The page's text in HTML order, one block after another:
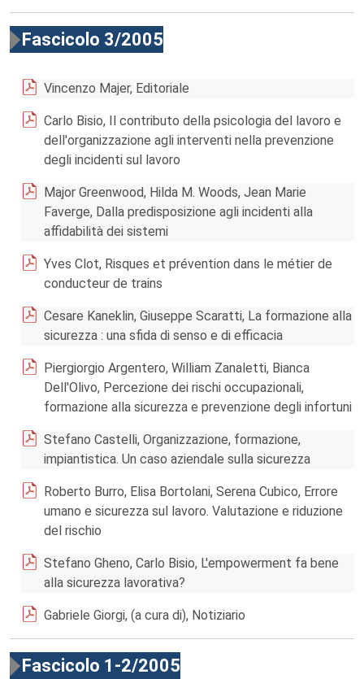
Fascicolo 3/2005
Vincenzo Majer, Editoriale
Carlo Bisio, Il contributo della psicologia del lavoro e
dell'organizzazione agli interventi nella prevenzione
degli incidenti sul lavoro
Major Greenwood, Hilda M. Woods, Jean Marie
Faverge, Dalla predisposizione agli incidenti alla
affidabilità dei sistemi
Yves Clot, Risques et prévention dans le métier de
conducteur de trains
Cesare Kaneklin, Giuseppe Scaratti, La formazione alla
sicurezza : una sfida di senso e di efficacia
Piergiorgio Argentero, William Zanaletti, Bianca
Dell'Olivo, Percezione dei rischi occupazionali,
formazione alla sicurezza e prevenzione degli infortuni
Stefano Castelli, Organizzazione, formazione,
impiantistica. Un caso aziendale sulla sicurezza
Roberto Burro, Elisa Bortolani, Serena Cubico, Errore
umano e sicurezza sul lavoro. Valutazione e riduzione
del rischio
Stefano Gheno, Carlo Bisio, L'empowerment fa bene
alla sicurezza lavorativa?
Gabriele Giorgi, (a cura di), Notiziario
Fascicolo 1-2/2005